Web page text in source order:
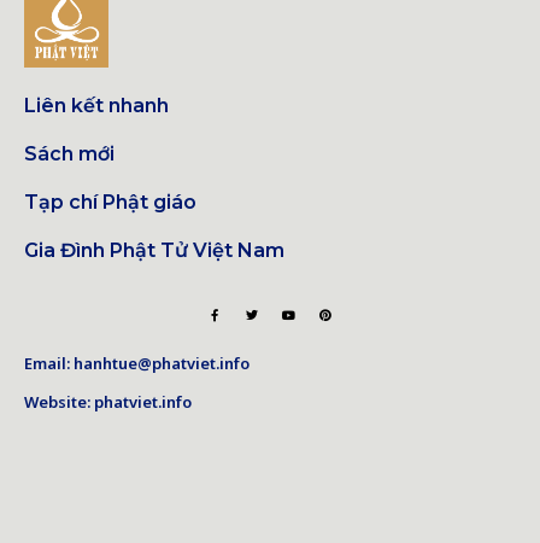
Liên kết nhanh
Sách mới
Tạp chí Phật giáo
Gia Đình Phật Tử Việt Nam
Email: hanhtue@phatviet.info
Website: phatviet.info